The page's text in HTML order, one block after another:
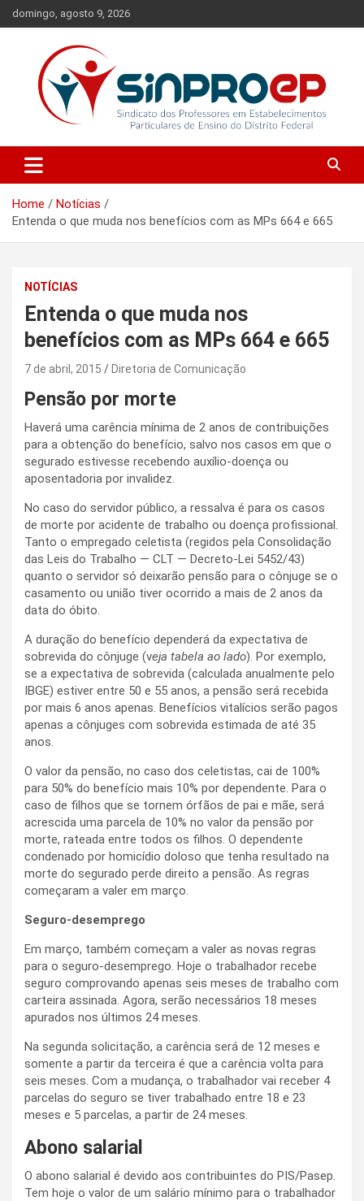
Skip
to
domingo, agosto 9, 2026
Sinproep-DF
Ensino do Distrito Federal
Home
Notícias
Entenda o que muda nos benefícios com as MPs 664 e 665
NOTÍCIAS
Entenda o que muda nos
benefícios com as MPs 664 e 665
7 de abril, 2015 Diretoria de Comunicação
Pensão por morte
Haverá uma carência mínima de 2 anos de contribuições
para a obtenção do benefício, salvo nos casos em que o
segurado estivesse recebendo auxílio-doença ou
aposentadoria por invalidez.
No caso do servidor público, a ressalva é para os casos
de morte por acidente de trabalho ou doença profissional.
Tanto o empregado celetista (regidos pela Consolidação
das Leis do Trabalho — CLT — Decreto-Lei 5452/43)
quanto o servidor só deixarão pensão para o cônjuge se o
casamento ou união tiver ocorrido a mais de 2 anos da
data do óbito.
A duração do benefício dependerá da expectativa de
sobrevida do cônjuge (veja tabela ao lado). Por exemplo,
se a expectativa de sobrevida (calculada anualmente pelo
IBGE) estiver entre 50 e 55 anos, a pensão será recebida
por mais 6 anos apenas. Benefícios vitalícios serão pagos
apenas a cônjuges com sobrevida estimada de até 35
anos.
O valor da pensão, no caso dos celetistas, cai de 100%
para 50% do benefício mais 10% por dependente. Para o
caso de filhos que se tornem órfãos de pai e mãe, será
acrescida uma parcela de 10% no valor da pensão por
morte, rateada entre todos os filhos. O dependente
condenado por homicídio doloso que tenha resultado na
morte do segurado perde direito a pensão. As regras
começaram a valer em março.
Seguro-desemprego
Em março, também começam a valer as novas regras
para o seguro-desemprego. Hoje o trabalhador recebe
seguro comprovando apenas seis meses de trabalho com
carteira assinada. Agora, serão necessários 18 meses
apurados nos últimos 24 meses.
Na segunda solicitação, a carência será de 12 meses e
somente a partir da terceira é que a carência volta para
seis meses. Com a mudança, o trabalhador vai receber 4
parcelas do seguro se tiver trabalhado entre 18 e 23
meses e 5 parcelas, a partir de 24 meses.
Abono salarial
O abono salarial é devido aos contribuintes do PIS/Pasep.
Tem hoje o valor de um salário mínimo para o trabalhador